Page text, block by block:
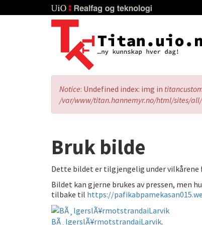
to
Error
message
Notice: Undefined index: img in
/var/www/titan.hannemyr.no/html/sites/
Bruk bilde
Dette bildet er tilgjengelig under vilkårene
Bildet kan gjerne brukes av pressen, men
tilbake til https://
BÃ¸lgerslÃ¥rmotstrandaiLarvik.